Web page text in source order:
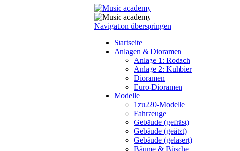
Navigation überspringen
Startseite
Anlagen & Dioramen
Anlage 1: Rodach
Anlage 2: Kuhbier
Dioramen
Euro-Dioramen
Modelle
1zu220-Modelle
Fahrzeuge
Gebäude (gefräst)
Gebäude (geätzt)
Gebäude (gelasert)
Bäume & Büsche